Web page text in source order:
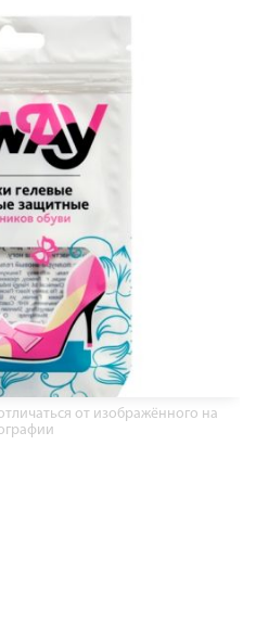
от изображённого на